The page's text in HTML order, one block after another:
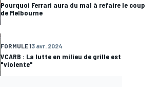
Pourquoi Ferrari aura du mal à refaire le coup
de Melbourne
FORMULE 13 avr. 2024
VCARB : La lutte en milieu de grille est
"violente"